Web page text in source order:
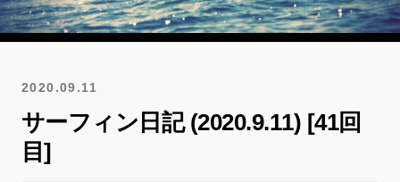
2020.09.11
サーフィン日記 (2020.9.11) [41回
目]